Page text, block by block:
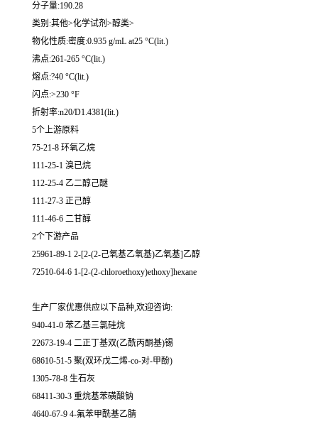
分子量:190.28
类别:其他>化学试剂>醇类>
物化性质:密度:0.935 g/mL at25 °C(lit.)
沸点:261-265 °C(lit.)
熔点:?40 °C(lit.)
闪点:>230 °F
折射率:n20/D1.4381(lit.)
5个上游原料
75-21-8 环氧乙烷
111-25-1 溴已烷
112-25-4 乙二醇己醚
111-27-3 正己醇
111-46-6 二甘醇
2个下游产品
25961-89-1 2-[2-(2-己氧基乙氧基)乙氧基]乙醇
72510-64-6 1-[2-(2-chloroethoxy)ethoxy]hexane
生产厂家优惠供应以下品种,欢迎咨询:
940-41-0 苯乙基三氯硅烷
22673-19-4 二正丁基双(乙酰丙酮基)锡
68610-51-5 聚(双环戊二烯-co-对-甲酚)
1305-78-8 生石灰
68411-30-3 重烷基苯磺酸钠
4640-67-9 4-氟苯甲酰基乙腈